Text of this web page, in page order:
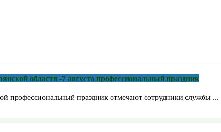
области -7 августа профессиональный праздник
профессиональный праздник отмечают сотрудники службы ...